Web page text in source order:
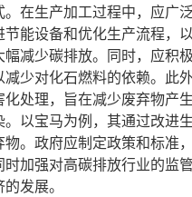
生产加工过程中，应广
能设备和优化生产流程，
减少碳排放。同时，应积
少对化石燃料的依赖。此
处理，旨在减少废弃物产
以宝马为例，其通过改进
。政府应制定政策和标准
加强对高碳排放行业的监
发展。